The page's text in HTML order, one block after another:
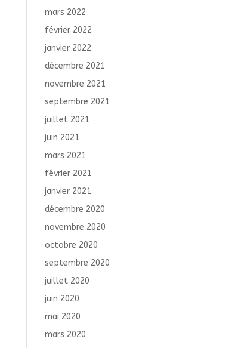
mars 2022
février 2022
janvier 2022
décembre 2021
novembre 2021
septembre 2021
juillet 2021
juin 2021
mars 2021
février 2021
janvier 2021
décembre 2020
novembre 2020
octobre 2020
septembre 2020
juillet 2020
juin 2020
mai 2020
mars 2020